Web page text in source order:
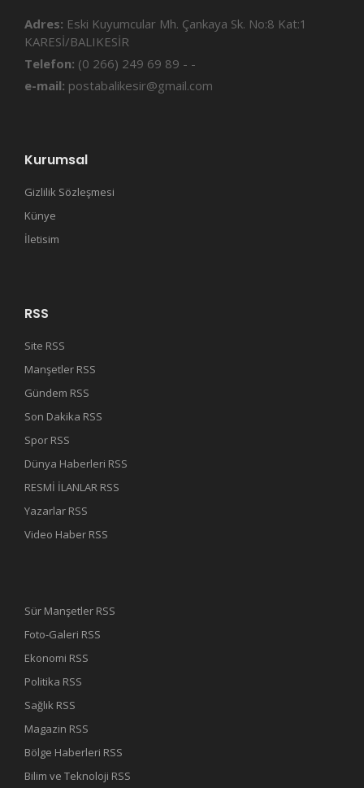
Adres: Eski Kuyumcular Mh. Çankaya Sk. No:8 Kat:1
KARESİ/BALIKESİR
Telefon: (0 266) 249 69 89 - -
e-mail: postabalikesir@gmail.com
Kurumsal
Gizlilik Sözleşmesi
Künye
İletisim
RSS
Site RSS
Manşetler RSS
Gündem RSS
Son Dakika RSS
Spor RSS
Dünya Haberleri RSS
RESMİ İLANLAR RSS
Yazarlar RSS
Video Haber RSS
Sür Manşetler RSS
Foto-Galeri RSS
Ekonomi RSS
Politika RSS
Sağlık RSS
Magazin RSS
Bölge Haberleri RSS
Bilim ve Teknoloji RSS